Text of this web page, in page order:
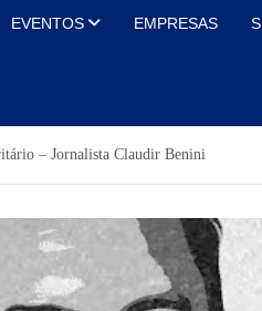
EVENTOS EMPRESAS
– Jornalista Claudir Benini